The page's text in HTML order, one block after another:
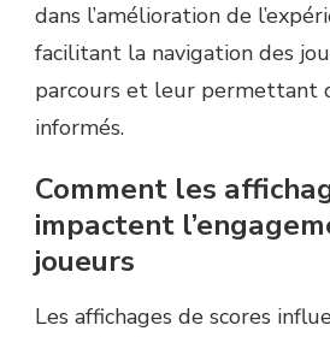
dans l’amélioration de
facilitant la navigation des
parcours et leur permettant
informés.
Comment les
impactent
joueurs
Les affichages de scores